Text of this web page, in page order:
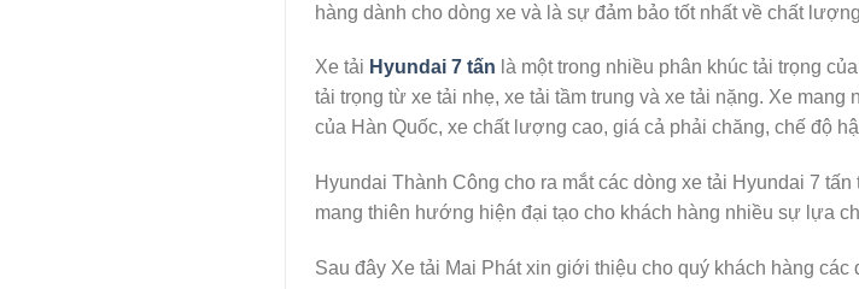
hàng dành cho dòng xe và là sự đảm bảo tốt nhất về chất
Xe tải Hyundai 7 tấn là một trong nhiều phân khúc tải trọng
tải trọng từ xe tải nhẹ, xe tải tầm trung và xe tải nặng. Xe
của Hàn Quốc, xe chất lượng cao, giá cả phải chăng, chế độ
Hyundai Thành Công cho ra mắt các dòng xe tải Hyundai 7
mang thiên hướng hiện đại tạo cho khách hàng nhiều sự lựa
Sau đây Xe tải Mai Phát xin giới thiệu cho quý khách hàng các